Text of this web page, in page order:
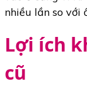
nhiều lần so với
Lợi ích
cũ